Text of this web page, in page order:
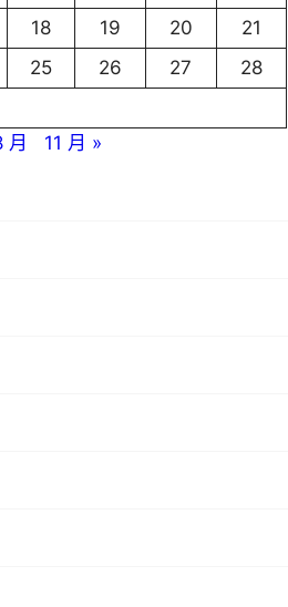
18 19 20
21
25 26 27
28
月
11 月 »